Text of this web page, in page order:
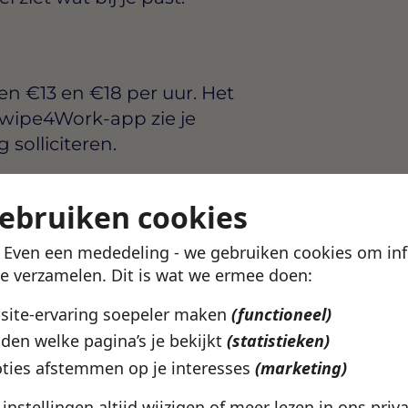
cookies
Even een mededeling - we gebruiken cookies om
verzamelen. Dit is wat we ermee doen:
ervaring soepeler maken (functioneel)
welke pagina’s je bekijkt (statistieken)
afstemmen op je interesses (marketing)
€13 en €18 per uur. Het
app zie je
solliciteren.
Bekijk het
pagina.
vacature